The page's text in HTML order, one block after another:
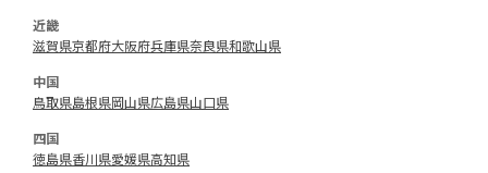
近畿
滋賀県京都府大阪府兵庫県奈良県和歌山県
中国
鳥取県島根県岡山県広島県山口県
四国
徳島県香川県愛媛県高知県